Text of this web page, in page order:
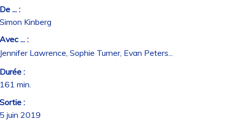
... :
Kinberg
... :
Lawrence, Sophie Turner, Evan Peters...
:
min.
:
juin 2019